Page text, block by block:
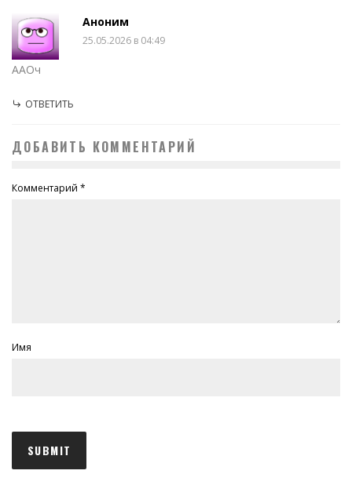
Аноним
25.05.2026 в 04:49
ААОч
ОТВЕТИТЬ
ДОБАВИТЬ КОММЕНТАРИЙ
Комментарий *
Имя